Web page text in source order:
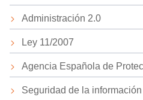
Administración 2.0
Ley 11/2007
Agencia Española de
Seguridad de la información